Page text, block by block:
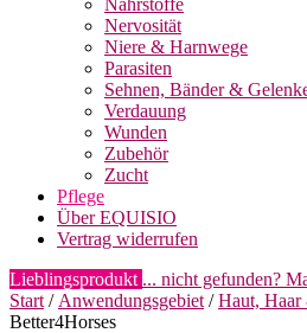
Nervosität
Niere & Harnwege
Parasiten
Sehnen, Bänder &
Verdauung
Wunden
Zubehör
Zucht
Pflege
Über EQUISIO
Vertrag widerrufen
Lieblingsprodukt ... nicht gefunden?
Start / Anwendungsgebiet /Haut,
Better4Horses